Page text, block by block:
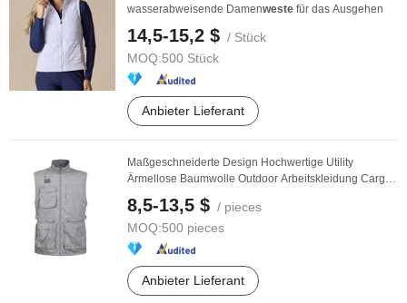
wasserabweisende Damenweste für das Ausgehen
14,5-15,2 $ / Stück
MOQ:500 Stück
Anbieter Lieferant
Maßgeschneiderte Design Hochwertige Utility
Ärmellose Baumwolle Outdoor Arbeitskleidung Cargo
8,5-13,5 $ / pieces
MOQ:500 pieces
Anbieter Lieferant